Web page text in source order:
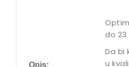
Opis:
do 23
Da bi
u